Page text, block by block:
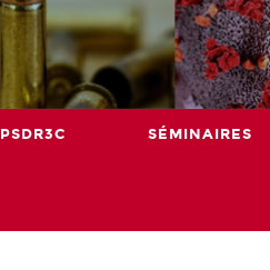
PSDR3C SÉMINAIRES